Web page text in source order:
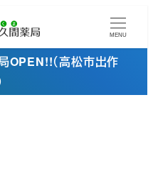
MENU
OPEN!!（高松市出作